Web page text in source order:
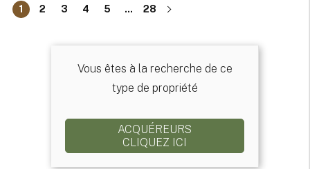
1 2 3 4 5 ... 28
Vous êtes à la recherche de ce
type de propriété
ACQUÉREURS
CLIQUEZ ICI